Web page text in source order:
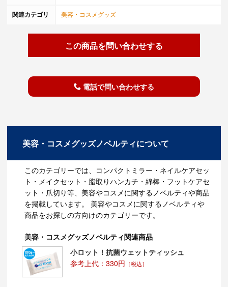
関連カテゴリ 美容・コスメグッズ
この商品を問い合わせする
電話で問い合わせする
美容・コスメグッズノベルティについて
このカテゴリーでは、コンパクトミラー・ネイルケアセッ
ト・メイクセット・脂取りハンカチ・綿棒・フットケアセ
ット・爪切り等、美容やコスメに関するノベルティや商品
を掲載しています。 美容やコスメに関するノベルティや
商品をお探しの方向けのカテゴリーです。
美容・コスメグッズノベルティ関連商品
小ロット！抗菌ウェットティッシュ
参考上代：330円 ［税込］